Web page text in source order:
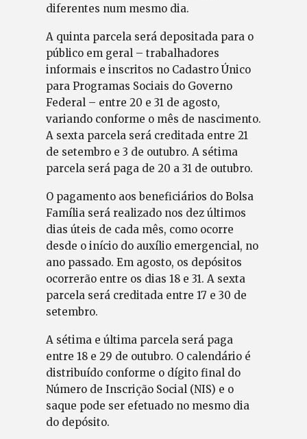
diferentes num mesmo dia.
A quinta parcela será depositada para o
público em geral – trabalhadores
informais e inscritos no Cadastro Único
para Programas Sociais do Governo
Federal – entre 20 e 31 de agosto,
variando conforme o mês de nascimento.
A sexta parcela será creditada entre 21
de setembro e 3 de outubro. A sétima
parcela será paga de 20 a 31 de outubro.
O pagamento aos beneficiários do Bolsa
Família será realizado nos dez últimos
dias úteis de cada mês, como ocorre
desde o início do auxílio emergencial, no
ano passado. Em agosto, os depósitos
ocorrerão entre os dias 18 e 31. A sexta
parcela será creditada entre 17 e 30 de
setembro.
A sétima e última parcela será paga
entre 18 e 29 de outubro. O calendário é
distribuído conforme o dígito final do
Número de Inscrição Social (NIS) e o
saque pode ser efetuado no mesmo dia
do depósito.